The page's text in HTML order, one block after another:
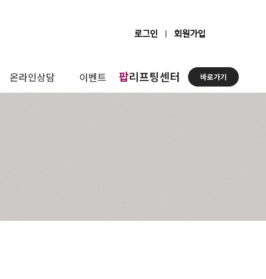
로그인 회원가입
온라인상담 이벤트 팝리프팅센터 바로가기